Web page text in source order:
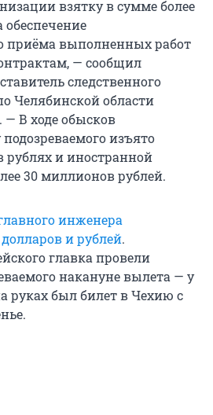
взятку в сумме более
обеспечение
приёма выполненных работ
— сообщил
следственного
Челябинской области
В ходе обысков
изъято
рублях и иностранной
30 миллионов рублей.
инженера
и рублей.
главка провели
накануне вылета — у
руках был билет в Чехию с